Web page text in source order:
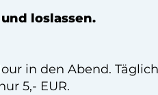
loslassen.
in den Abend. Täglich
5,- EUR.